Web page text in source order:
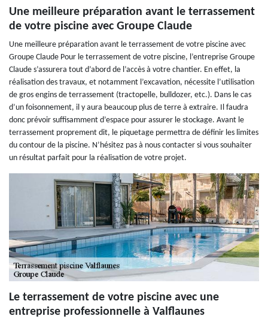
Une meilleure préparation avant le terrassement
de votre piscine avec Groupe Claude
Une meilleure préparation avant le terrassement de votre piscine avec
Groupe Claude Pour le terrassement de votre piscine, l’entreprise Groupe
Claude s’assurera tout d’abord de l’accès à votre chantier. En effet, la
réalisation des travaux, et notamment l’excavation, nécessite l’utilisation
de gros engins de terrassement (tractopelle, bulldozer, etc.). Dans le cas
d’un foisonnement, il y aura beaucoup plus de terre à extraire. Il faudra
donc prévoir suffisamment d’espace pour assurer le stockage. Avant le
terrassement proprement dit, le piquetage permettra de définir les limites
du contour de la piscine. N’hésitez pas à nous contacter si vous souhaiter
un résultat parfait pour la réalisation de votre projet.
Le terrassement de votre piscine avec une
entreprise professionnelle à Valflaunes